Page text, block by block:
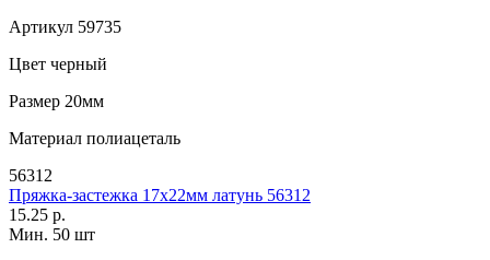
Артикул 59735
Цвет черный
Размер 20мм
Материал полиацеталь
56312
Пряжка-застежка 17х22мм латунь 56312
15.25 р.
Мин. 50 шт